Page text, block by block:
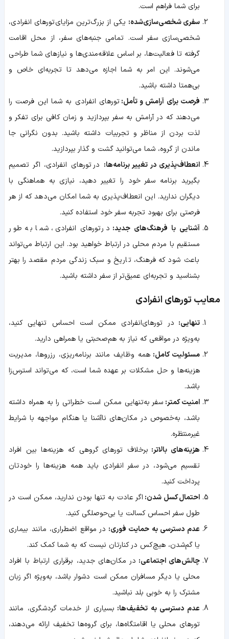
برای شما فراهم است.
سفری شخصی‌سازی‌شده: یکی از بزرگ‌ترین مزایای تورهای‌ انفرادی،
شخصی‌سازی سفر است. تمامی جنبه‌های سفر، از محل اقامت
گرفته تا فعالیت‌ها، بر اساس علاقه‌مندی‌ها و نیازهای شما طراحی
می‌شوند. این امر به شما اجازه می‌دهد تا تجربه‌ای خاص و
بی‌همتا داشته باشید.
فرصت برای آرامش و تأمل:تورهای‌ انفرادی به شما این فرصت را
می‌دهند که در آرامش به سفر بپردازید و زمان کافی برای تفکر و
لذت بردن از مناظر و تجربیات داشته باشید. بدون نگرانی جا
ماندن از گروه، شما می‌توانید گشت و گذار بپردازید.
انعطاف‌پذیری در تغییر برنامه‌ها: در تورهای‌ انفرادی، اگر تصمیم
بگیرید برنامه سفر خود را تغییر دهید، نیازی به هماهنگی با
دیگران ندارید. این انعطاف‌پذیری به شما امکان می‌دهد که از هر
فرصتی برای بهبود تجربه سفر خود استفاده کنید.
آشنایی با فرهنگ‌های جدید: در تورهای‌ انفرادی، شما به طور
مستقیم با مردم محلی در ارتباط خواهید بود. این ارتباط می‌تواند
باعث شود که فرهنگ، تاریخ و سبک زندگی مردم مقصد را بهتر
بشناسید و تجربه‌ای عمیق‌تر از سفر داشته باشید.
معایب تورهای‌ انفرادی
تنهایی: در تورهای‌انفرادی ممکن است احساس تنهایی کنید،
به‌ویژه در مواقعی که نیاز به هم‌صحبتی یا همراهی دارید.
مسئولیت کامل: همه وظایف مانند برنامه‌ریزی، رزروها، مدیریت
هزینه‌ها و حل مشکلات بر عهده شما است، که می‌تواند استرس‌زا
باشد.
امنیت کمتر: سفر به‌تنهایی ممکن است خطراتی را به همراه داشته
باشد، به‌خصوص در مکان‌های ناآشنا یا هنگام مواجهه با شرایط
غیرمنتظره.
هزینه‌های بالاتر: برخلاف تورهای گروهی که هزینه‌ها بین افراد
تقسیم می‌شود، در سفر انفرادی باید همه هزینه‌ها را خودتان
پرداخت کنید.
احتمال کسل شدن: اگر عادت به تنها بودن ندارید، ممکن است در
طول سفر احساس کسالت یا بی‌حوصلگی کنید.
عدم دسترسی به حمایت فوری: در مواقع اضطراری، مانند بیماری
یا گم‌شدن، هیچ‌کس در کنارتان نیست که به شما کمک کند.
چالش‌های اجتماعی: در مکان‌های جدید، برقراری ارتباط با افراد
محلی یا دیگر مسافران ممکن است دشوار باشد، به‌ویژه اگر زبان
مشترک را به خوبی بلد نباشید.
عدم دسترسی به تخفیف‌ها: بسیاری از خدمات گردشگری، مانند
تورهای محلی یا اقامتگاه‌ها، برای گروه‌ها تخفیف ارائه می‌دهند،